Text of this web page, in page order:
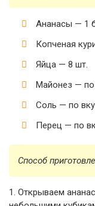
Ананасы — 1
Копченая
Яйца — 8 шт.
Майонез — по
Соль — по
Перец — по
Способ
1. Открываем